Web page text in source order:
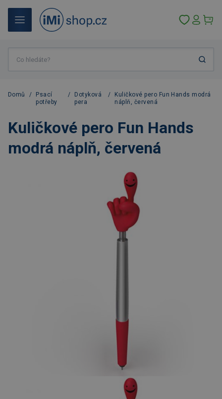
Domů /
Psací
potřeby
/
Dotyková
pera
/
Kuličkové pero Fun Hands modrá
náplň, červená
Kuličkové pero Fun Hands
modrá náplň, červená